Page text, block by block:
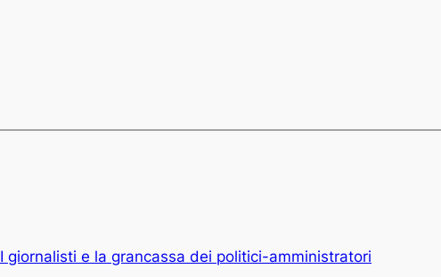
I giornalisti e la grancassa dei politici-amministratori